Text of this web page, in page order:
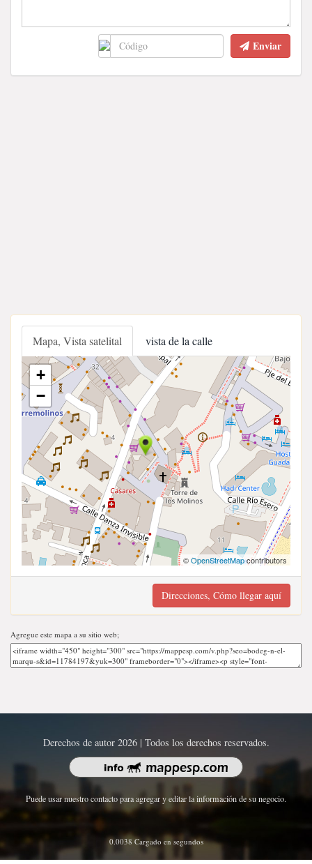
Enviar
Mapa, Vista satelital vista de la calle
+
−
©OpenStreetMapcontributors
Direcciones, Cómo llegar aquí
Agregue este mapa a su sitio web;
Derechos de autor 2026 | Todos los derechos reservados.
Puede usar nuestro contacto para agregar y editar la información de su negocio.
0.0038 Cargado en segundos